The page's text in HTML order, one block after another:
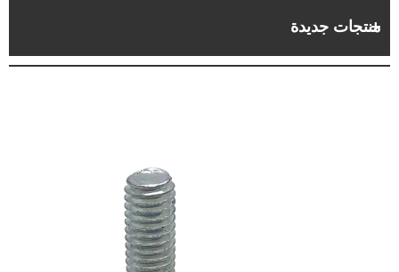
منتجات جديدة